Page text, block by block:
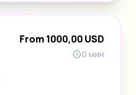
From 1000,00 USD
0 мин